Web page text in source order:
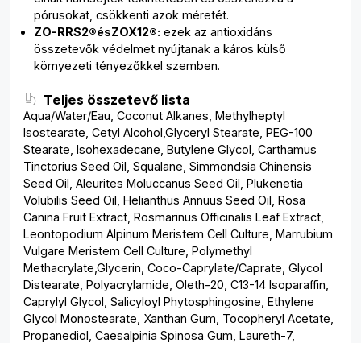
pórusokat, csökkenti azok méretét.
ZO-RRS2®ésZOX12®: ezek az antioxidáns
összetevők védelmet nyújtanak a káros külső
környezeti tényezőkkel szemben.
Teljes összetevő lista
Aqua/Water/Eau, Coconut Alkanes, Methylheptyl
Isostearate, Cetyl Alcohol,Glyceryl Stearate, PEG-100
Stearate, Isohexadecane, Butylene Glycol, Carthamus
Tinctorius Seed Oil, Squalane, Simmondsia Chinensis
Seed Oil, Aleurites Moluccanus Seed Oil, Plukenetia
Volubilis Seed Oil, Helianthus Annuus Seed Oil, Rosa
Canina Fruit Extract, Rosmarinus Officinalis Leaf Extract,
Leontopodium Alpinum Meristem Cell Culture, Marrubium
Vulgare Meristem Cell Culture, Polymethyl
Methacrylate,Glycerin, Coco-Caprylate/Caprate, Glycol
Distearate, Polyacrylamide, Oleth-20, C13-14 Isoparaffin,
Caprylyl Glycol, Salicyloyl Phytosphingosine, Ethylene
Glycol Monostearate, Xanthan Gum, Tocopheryl Acetate,
Propanediol, Caesalpinia Spinosa Gum, Laureth-7,